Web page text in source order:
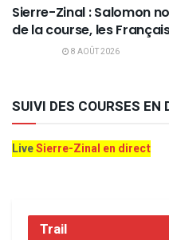
Sierre-Zinal : Salomon
de la course, les
8 AOÛT 2026
SUIVI DES COURSES EN
LiveSierre-Zinal en direct
Trail